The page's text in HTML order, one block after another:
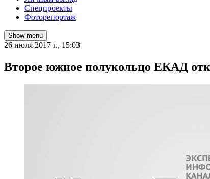
Спецпроекты
Фоторепортаж
Show menu
26 июля 2017 г., 15:03
Второе южное полукольцо ЕКАД